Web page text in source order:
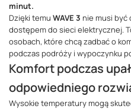
minut.
Dzięki temu WAVE 3 nie musi być
dostępem do sieci elektrycznej.
osobach, które chcą zadbać o
podczas podróży i wypoczynku
Komfort podczas
odpowiedniego
Wysokie temperatury mogą